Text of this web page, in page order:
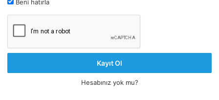
Beni hatırla
Kayıt Ol
Hesabınız yok mu?